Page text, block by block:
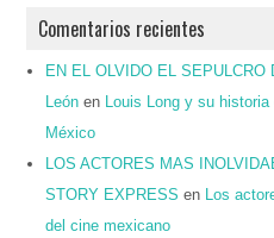
Comentarios recientes
EN EL OLVIDO EL
León en
Louis Long y su
México
LOS ACTORES MAS
STORY EXPRESS en
Los
del cine mexicano